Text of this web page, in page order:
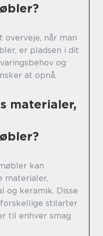
når man
er pladsen i dit
og
at opnå.
materialer,
kan
materialer,
og keramik. Disse
stilarter
til enhver smag